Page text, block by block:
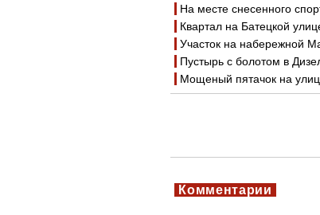
На месте снесенного
Квартал на Батецкой
Участок на набережной
Пустырь с болотом в
Мощеный пятачок на
Комментарии